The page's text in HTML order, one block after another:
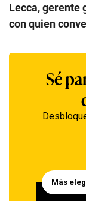
Lecca, gerente
con quien